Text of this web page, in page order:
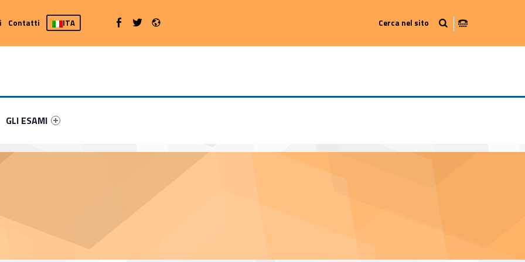
4
Link identifier #link-menu-primary-44957-5
GLI ESAMI
Contatti ITA WebMan on FacebookWebMan on Twitter